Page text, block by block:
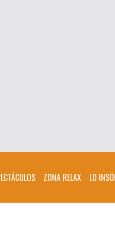
ZONA RELAX LO